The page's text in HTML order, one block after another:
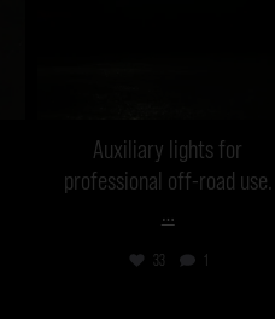
Auxiliary lights for
professional off-road use.
…
33 1